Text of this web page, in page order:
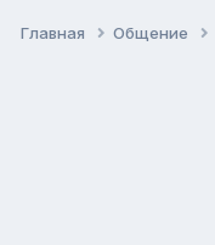
Главная Общение